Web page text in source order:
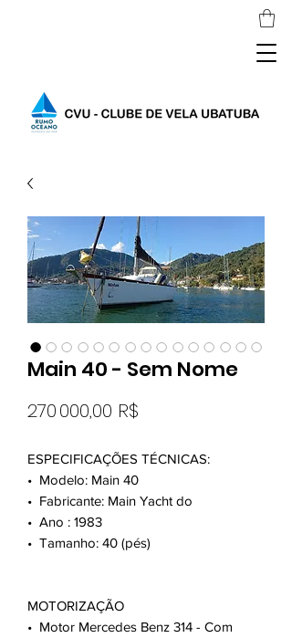
Main 40 - Sem Nome
270 000,00 R$
ESPECIFICAÇÕES TÉCNICAS:
•⁠ ⁠Modelo: Main 40
•⁠ ⁠Fabricante: Main Yacht do
•⁠ ⁠Ano : 1983
•⁠ ⁠Tamanho: 40 (pés)
MOTORIZAÇÃO
•⁠ ⁠Motor Mercedes Benz 314 - Com